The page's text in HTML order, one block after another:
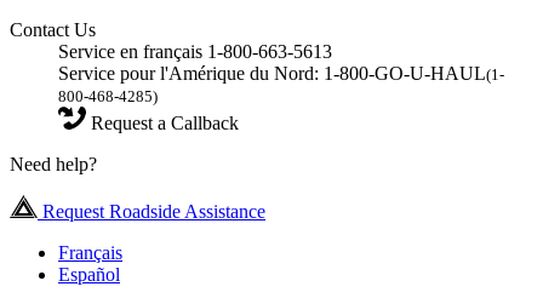
Contact Us
Service en français 1-800-663-5613
Service pour l'Amérique du Nord: 1-800-GO-U-HAUL(1-
800-468-4285)
Request a Callback
Need help?
Request Roadside Assistance
Français
Español